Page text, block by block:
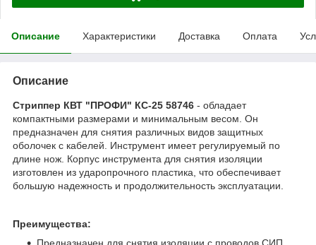
Описание Характеристики Доставка Оплата
Описание
Стриппер КВТ "ПРОФИ" КС-25 58746 - обладает
компактными размерами и минимальным весом. Он
предназначен для снятия различных видов защитных
оболочек с кабелей. Инструмент имеет регулируемый по
длине нож. Корпус инструмента для снятия изоляции
изготовлен из ударопрочного пластика, что обеспечивает
большую надежность и продолжительность эксплуатации.
Преимущества:
Предназначен для снятия изоляции с проводов СИП